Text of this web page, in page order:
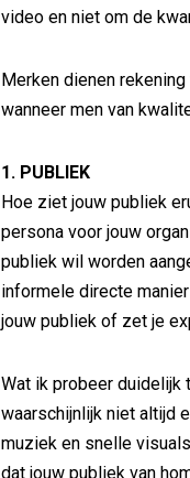
video en niet om de
Merken dienen
wanneer men van
1. PUBLIEK
Hoe ziet jouw publiek
persona voor jouw
publiek wil worden
informele directe
jouw publiek of zet je
Wat ik probeer duidelijk
waarschijnlijk niet altijd
muziek en snelle
dat jouw publiek van